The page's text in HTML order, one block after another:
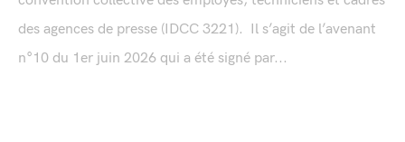
des agences de presse (IDCC 3221). Il s’agit de l’avenant
n°10 du 1er juin 2026 qui a été signé par...